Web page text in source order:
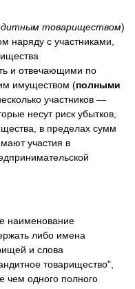
товариществом)
наряду с участниками,
и отвечающими по
имуществом (полными
участников —
несут риск убытков,
в пределах сумм
участия в
наименование
либо имена
и слова
товарищество",
чем одного полного